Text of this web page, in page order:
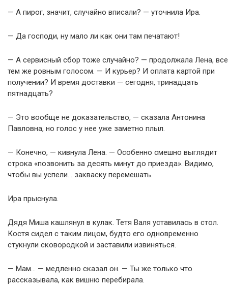
— А пирог, значит, случайно вписали? — уточнила Ира.
— Да господи, ну мало ли как они там печатают!
— А сервисный сбор тоже случайно? — продолжала Лена, все
тем же ровным голосом. — И курьер? И оплата картой при
получении? И время доставки — сегодня, тринадцать
пятнадцать?
— Это вообще не доказательство, — сказала Антонина
Павловна, но голос у нее уже заметно плыл.
— Конечно, — кивнула Лена. — Особенно смешно выглядит
строка «позвонить за десять минут до приезда». Видимо,
чтобы вы успели… закваску перемешать.
Ира прыснула.
Дядя Миша кашлянул в кулак. Тетя Валя уставилась в стол.
Костя сидел с таким лицом, будто его одновременно
стукнули сковородкой и заставили извиняться.
— Мам… — медленно сказал он. — Ты же только что
рассказывала, как вишню перебирала.